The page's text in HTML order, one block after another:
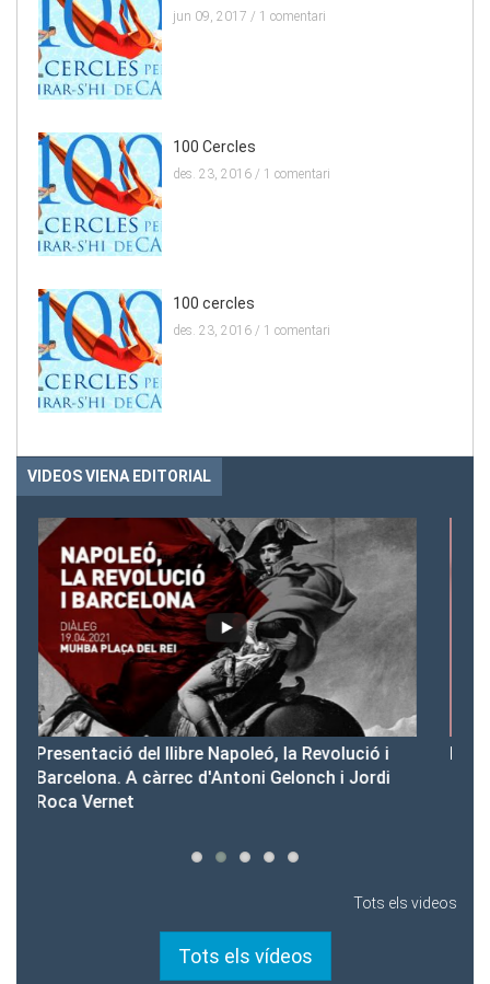
jun 09, 2017 / 1 comentari
100 Cercles
des. 23, 2016 / 1 comentari
100 cercles
des. 23, 2016 / 1 comentari
VIDEOS VIENA EDITORIAL
Presentació del Club Victòria